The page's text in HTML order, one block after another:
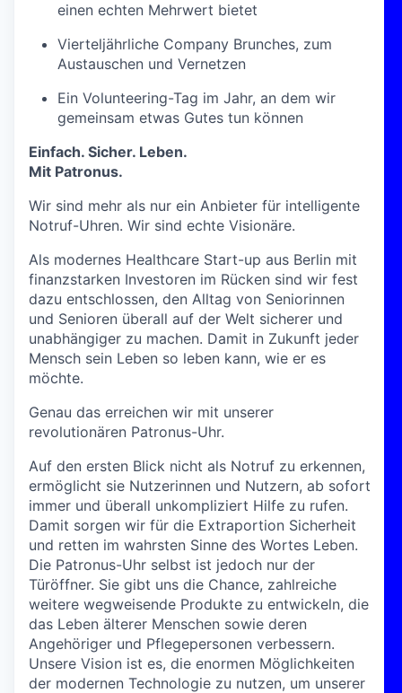
einen echten Mehrwert bietet
Vierteljährliche Company Brunches, zum
Austauschen und Vernetzen
Ein Volunteering-Tag im Jahr, an dem wir
gemeinsam etwas Gutes tun können
Einfach. Sicher. Leben.
Mit Patronus.
Wir sind mehr als nur ein Anbieter für intelligente
Notruf-Uhren. Wir sind echte Visionäre.
Als modernes Healthcare Start-up aus Berlin mit
finanzstarken Investoren im Rücken sind wir fest
dazu entschlossen, den Alltag von Seniorinnen
und Senioren überall auf der Welt sicherer und
unabhängiger zu machen. Damit in Zukunft jeder
Mensch sein Leben so leben kann, wie er es
möchte.
Genau das erreichen wir mit unserer
revolutionären Patronus-Uhr.
Auf den ersten Blick nicht als Notruf zu erkennen,
ermöglicht sie Nutzerinnen und Nutzern, ab sofort
immer und überall unkompliziert Hilfe zu rufen.
Damit sorgen wir für die Extraportion Sicherheit
und retten im wahrsten Sinne des Wortes Leben.
Die Patronus-Uhr selbst ist jedoch nur der
Türöffner. Sie gibt uns die Chance, zahlreiche
weitere wegweisende Produkte zu entwickeln, die
das Leben älterer Menschen sowie deren
Angehöriger und Pflegepersonen verbessern.
Unsere Vision ist es, die enormen Möglichkeiten
der modernen Technologie zu nutzen, um unserer